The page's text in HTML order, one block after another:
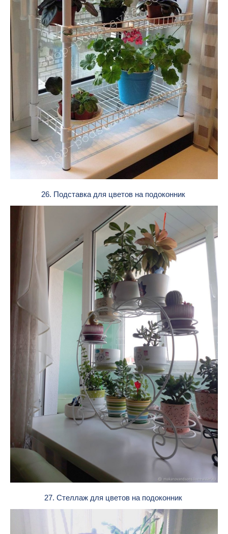
26. Подставка для цветов на подоконник
27. Стеллаж для цветов на подоконник